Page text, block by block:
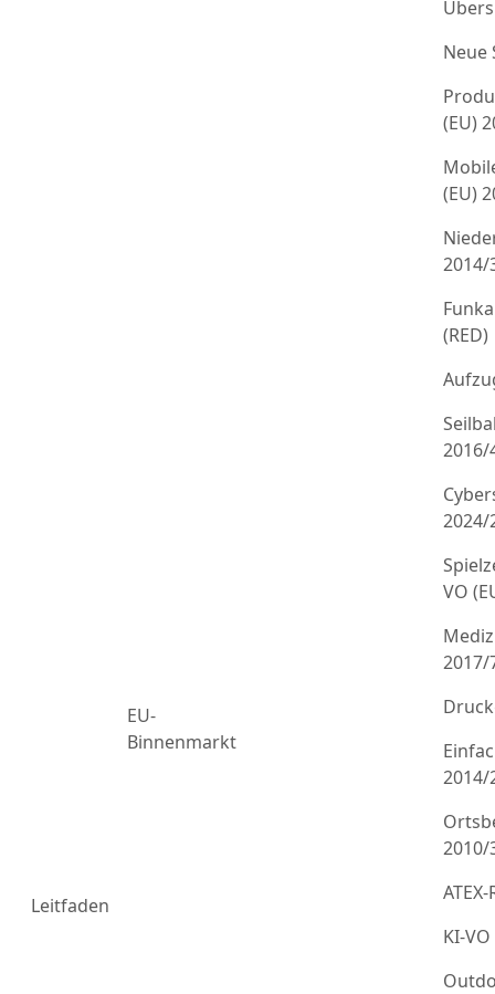
Leitfaden
EU-
Binnenmarkt
Neue
(EU)
(EU)
2014/
(RED)
2016/
2024/
VO
2017/
2014/
2010/
KI-